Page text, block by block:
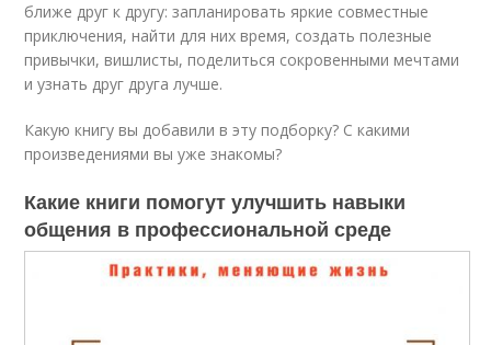
ближе друг к другу: запланировать яркие совместные
приключения, найти для них время, создать полезные
привычки, вишлисты, поделиться сокровенными мечтами
и узнать друг друга лучше.
Какую книгу вы добавили в эту подборку? С какими
произведениями вы уже знакомы?
Какие книги помогут улучшить навыки
общения в профессиональной среде